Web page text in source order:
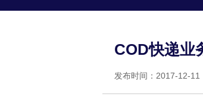
COD快递业
发布时间：2017-12-